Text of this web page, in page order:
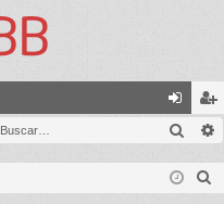
de
nti
fic
eg
ist
ra